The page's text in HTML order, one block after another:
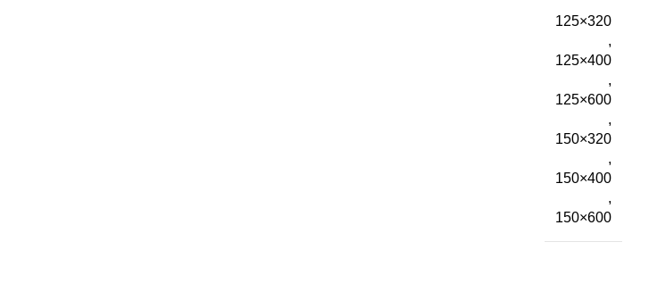
125×320
,
125×400
,
125×600
,
150×320
,
150×400
,
150×600